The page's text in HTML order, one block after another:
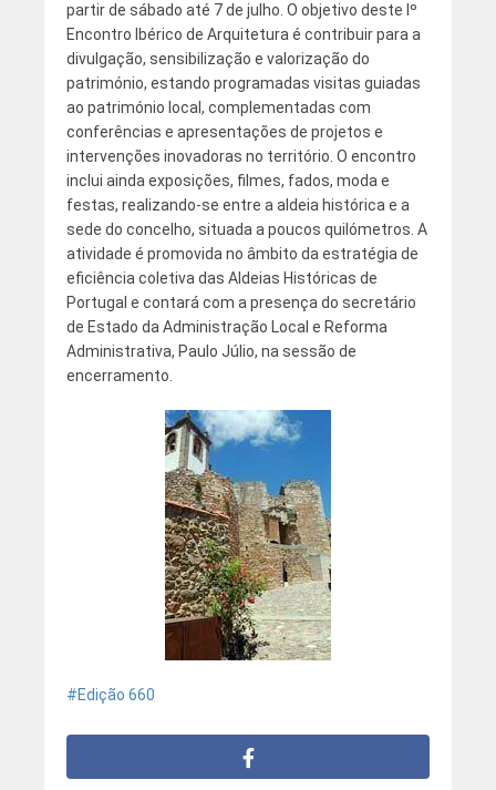
partir de sábado até 7 de julho. O objetivo deste Iº
Encontro Ibérico de Arquitetura é contribuir para a
divulgação, sensibilização e valorização do
património, estando programadas visitas guiadas
ao património local, complementadas com
conferências e apresentações de projetos e
intervenções inovadoras no território. O encontro
inclui ainda exposições, filmes, fados, moda e
festas, realizando-se entre a aldeia histórica e a
sede do concelho, situada a poucos quilómetros. A
atividade é promovida no âmbito da estratégia de
eficiência coletiva das Aldeias Históricas de
Portugal e contará com a presença do secretário
de Estado da Administração Local e Reforma
Administrativa, Paulo Júlio, na sessão de
encerramento.
Edição 660